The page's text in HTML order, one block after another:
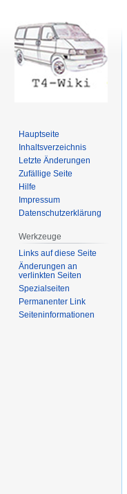
Hauptseite
Inhaltsverzeichnis
Letzte Änderungen
Zufällige Seite
Hilfe
Impressum
Datenschutzerklärung
Werkzeuge
Links auf diese Seite
Änderungen an
verlinkten Seiten
Spezialseiten
Permanenter Link
Seiten­informationen